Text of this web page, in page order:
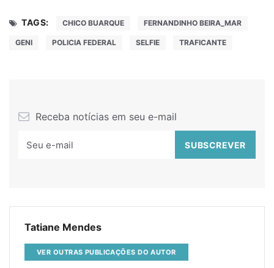
TAGS: CHICO BUARQUE FERNANDINHO BEIRA_MAR
GENI POLICIA FEDERAL SELFIE TRAFICANTE
Receba notícias em seu e-mail
Tatiane Mendes
VER OUTRAS PUBLICAÇÕES DO AUTOR